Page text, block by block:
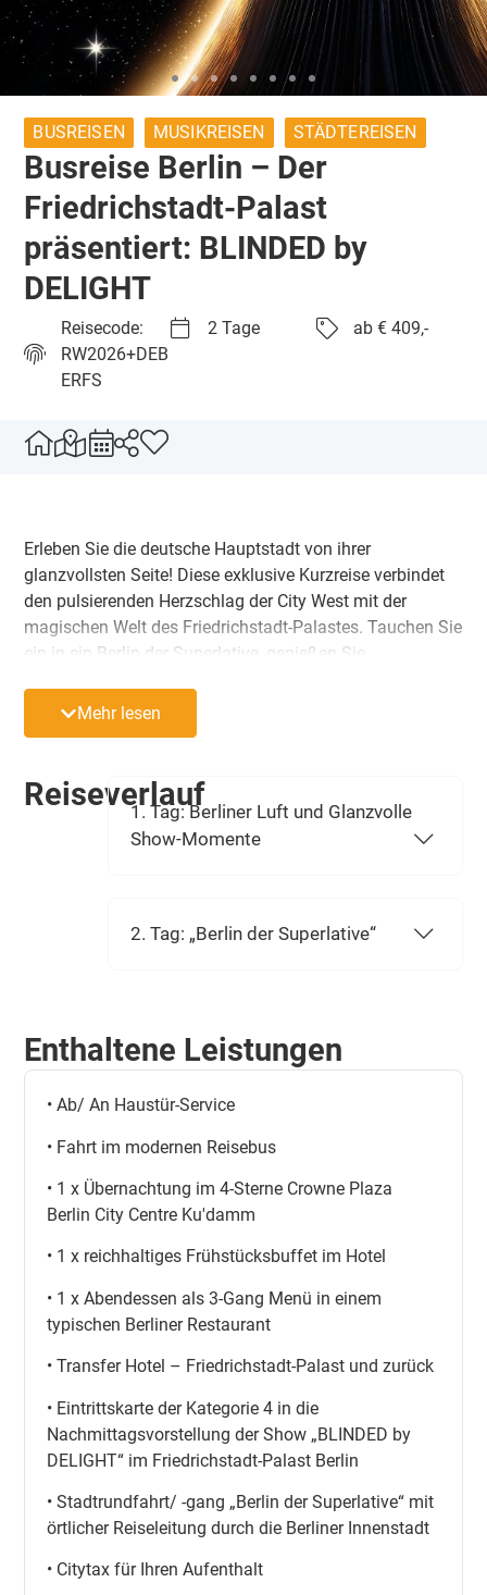
BUSREISEN MUSIKREISEN STÄDTEREISEN
Busreise Berlin – Der
Friedrichstadt-Palast
präsentiert: BLINDED by
DELIGHT
Reisecode:
RW2026+DEB
ERFS
2 Tage ab € 409,-
Erleben Sie die deutsche Hauptstadt von ihrer
glanzvollsten Seite! Diese exklusive Kurzreise verbindet
den pulsierenden Herzschlag der City West mit der
magischen Welt des Friedrichstadt-Palastes. Tauchen Sie
ein in ein Berlin der Superlative, genießen Sie
Ku’damm und lassen Sie sich von der neuen Grand Show
„BLINDED by DELIGHT“ in eine Welt voller Träume und
Mehr lesen
Reiseverlauf1. Tag: Berliner Luft und Glanzvolle
Show-Momente
2. Tag: „Berlin der Superlative“
Enthaltene Leistungen
• Ab/ An Haustür-Service
• Fahrt im modernen Reisebus
• 1 x Übernachtung im 4-Sterne Crowne Plaza
Berlin City Centre Ku'damm
• 1 x reichhaltiges Frühstücksbuffet im Hotel
• 1 x Abendessen als 3-Gang Menü in einem
typischen Berliner Restaurant
• Transfer Hotel – Friedrichstadt-Palast und zurück
• Eintrittskarte der Kategorie 4 in die
Nachmittagsvorstellung der Show „BLINDED by
DELIGHT“ im Friedrichstadt-Palast Berlin
• Stadtrundfahrt/ -gang „Berlin der Superlative“ mit
örtlicher Reiseleitung durch die Berliner Innenstadt
• Citytax für Ihren Aufenthalt